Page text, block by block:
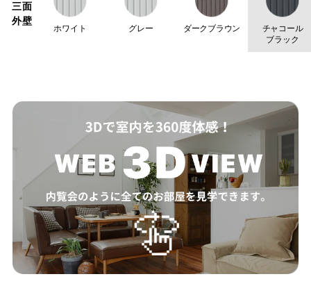
三面
外壁
ホワイト グレー ダークブラウン
チャコール
ブラック